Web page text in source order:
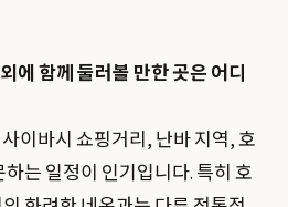
에 함께 둘러볼 만한 곳은 어디
이바시 쇼핑거리, 난바 지역, 호
는 일정이 인기입니다. 특히 호